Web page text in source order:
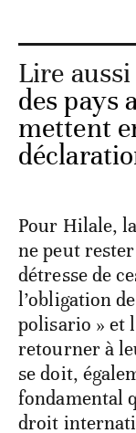
Lire aussi
des pays
mettent
Pour Hilale,
ne peut
détresse de
l’obligation
polisario » et
retourner à
se doit,
fondamental
droit